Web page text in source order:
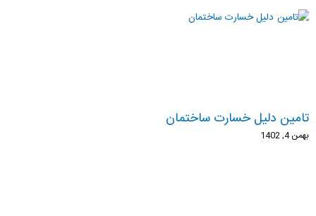
تامین دلیل خسارت ساختمان
بهمن 4, 1402